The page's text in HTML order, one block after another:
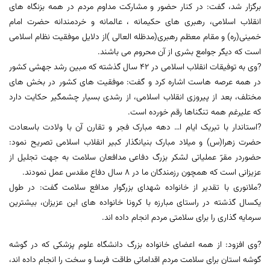
برگزار شد، گفت: در کنار حضور و مشارکت مداوم مردم در همه بزنگاه های
انقلاب اسلامی، رهبری های حکیمانه ، عالمانه و خردمندانه حضرت امام
خمینی(ره) و مقام معظم رهبری(مدظله العالی )از دلایل موفقیت نظام اسلامی
است که دیگر جوامع بشری از آن محروم می باشند.
?وی به توفیقات انقلاب اسلامی در ۴۲ سال گذشته که مبین رشد جهشی کشور
در همه عرصه هاست اشاره کرد و گفت: موفقیت های کشور در بخش های
مختلف، بعد از پیروزی انقلاب اسلامی، از رشدی بسیار چشمگیر حکایت دارد
که علیرغم همه تنگناها رقم خورده است.
?استاندار با تبریک ایام ا… دهه مبارک فجر و تقارن آن با ولادت باسعادت
حضرت زهرا(س) و میلاد مبارک بنیانگذار کبیر انقلاب اسلامی تصریح نمود:
حضوردر مقرّ عملیاتی لشکر بزرگ دفاعی مدافعان سلامت به جهت تجلیل از
عزیزانی است که همچون رزمندگان ما در ۸ سال دفاع مقدس عمل نمودند.
?ملانوری با تقدیر از خانواده شهدای بزرگوار مدافع سلامت گفت: در طول
یکسال گذشته در راستای مبارزه با کرونا خانواده های این عزیزان، بیشترین
سرمایه گذاری را برای سلامتی مردم انجام داده اند.
?وی افزود: از همه اعضای خانواده بزرگ دانشگاه علوم پزشکی که در گوشه
گوشه استان برای سلامت مردم اقداماتی طاقت فرسا و سخت را انجام داده اند،